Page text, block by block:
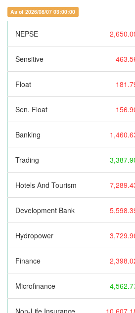
As of 2026/08/07 03:00:00
NEPSE
Sensitive
Float
Sen. Float
Banking
Trading
Hotels And Tourism
Development Bank
Hydropower
Finance
Microfinance